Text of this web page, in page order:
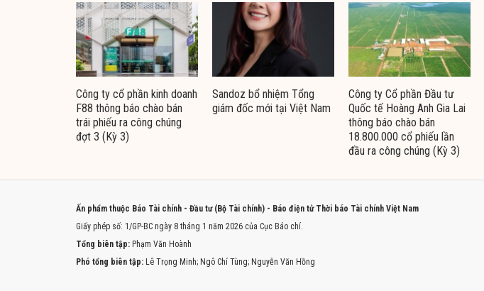
Công ty cổ phần kinh doanh
F88 thông báo chào bán
trái phiếu ra công chúng
đợt 3 (Kỳ 3)
Sandoz bổ nhiệm Tổng
giám đốc mới tại Việt Nam
Công ty Cổ phần Đầu tư
Quốc tế Hoàng Anh Gia Lai
thông báo chào bán
18.800.000 cổ phiếu lần
đầu ra công chúng (Kỳ 3)
Ấn phẩm thuộc Báo Tài chính - Đầu tư (Bộ Tài chính) - Báo điện tử Thời báo Tài chính Việt Nam
Giấy phép số: 1/GP-BC ngày 8 tháng 1 năm 2026 của Cục Báo chí.
Tổng biên tập: Phạm Văn Hoành
Phó tổng biên tập: Lê Trọng Minh; Ngô Chí Tùng; Nguyễn Văn Hồng